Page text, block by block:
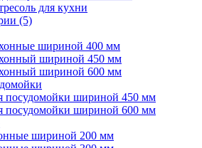
для кухни
(5)
шириной 400 мм
шириной 450 мм
шириной 600 мм
посудомойки шириной 450 мм
посудомойки шириной 600 мм
шириной 200 мм